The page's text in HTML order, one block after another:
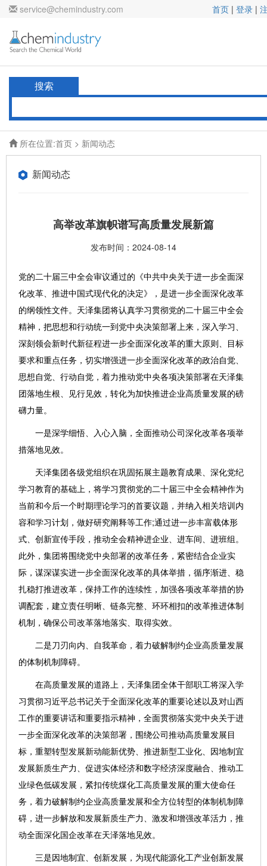
service@chemindustry.com 首页 | 登录 |
搜索
所在位置:首页 > 新闻动态
新闻动态
高举改革旗帜谱写高质量发展新篇
发布时间：2024-08-14
党的二十届三中全会审议通过的《中共中央关于进一步全面深
化改革、推进中国式现代化的决定》，是进一步全面深化改革
的纲领性文件。天泽集团将认真学习贯彻党的二十届三中全会
精神，把思想和行动统一到党中央决策部署上来，深入学习、
深刻领会新时代新征程进一步全面深化改革的重大原则、目标
要求和重点任务，切实增强进一步全面深化改革的政治自觉、
思想自觉、行动自觉，着力推动党中央各项决策部署在天泽集
团落地生根、见行见效，转化为加快推进企业高质量发展的磅
礴力量。
一是深学细悟、入心入脑，全面推动公司深化改革各项举
措落地见效。
天泽集团各级党组织在巩固拓展主题教育成果、深化党纪
学习教育的基础上，将学习贯彻党的二十届三中全会精神作为
当前和今后一个时期理论学习的首要议题，并纳入相关培训内
容和学习计划，做好研究阐释等工作;通过进一步丰富载体形
式、创新宣传手段，推动全会精神进企业、进车间、进班组。
此外，集团将围绕党中央部署的改革任务，紧密结合企业实
际，谋深谋实进一步全面深化改革的具体举措，循序渐进、稳
扎稳打推进改革，保持工作的连续性，加强各项改革举措的协
调配套，建立责任明晰、链条完整、环环相扣的改革推进体制
机制，确保公司改革落地落实、取得实效。
二是刀刃向内、自我革命，着力破解制约企业高质量发展
的体制机制障碍。
在高质量发展的道路上，天泽集团全体干部职工将深入学
习贯彻习近平总书记关于全面深化改革的重要论述以及对山西
工作的重要讲话和重要指示精神，全面贯彻落实党中央关于进
一步全面深化改革的决策部署，围绕公司推动高质量发展目
标，重塑转型发展新动能新优势、推进新型工业化、因地制宜
发展新质生产力、促进实体经济和数字经济深度融合、推动工
业绿色低碳发展，紧扣传统煤化工高质量发展的重大使命任
务，着力破解制约企业高质量发展和全方位转型的体制机制障
碍，进一步解放和发展新质生产力、激发和增强改革活力，推
动全面深化国企改革在天泽落地见效。
三是因地制宜、创新发展，为现代能源化工产业创新发展